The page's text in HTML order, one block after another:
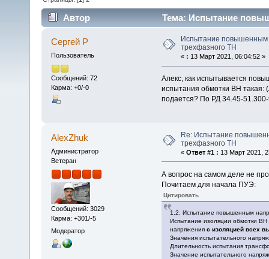
Автор Тема: Испытание
Сергей Р
Пользователь
Сообщений: 72
Карма: +0/-0
Испытание
трехфазного ТН
« : 13 Март 2021, 06:04:52 »
Алекс, как испытывается
испытания обмотки ВН такая:
подается? По РД 34.45-
AlexZhuk
Администратор
Ветеран
Сообщений: 3029
Карма: +301/-5
Модератор
Re: Испытание
трехфазного ТН
« Ответ #1 : 13 Март 2021,
А вопрос на самом деле не
Почитаем для начала ПУЭ:
Цитировать
1.2. Испытание повышенным
Испытание изоляции обмотки
напряжения с изоляцией всех
Значения испытательного
Длительность испытания
Значение испытательного